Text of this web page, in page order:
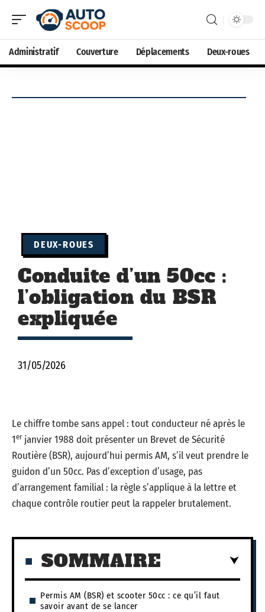
Administratif Couverture Déplacements Deux-roues
DEUX-ROUES
Conduite d’un 50cc :
l’obligation du BSR
expliquée
31/05/2026
Le chiffre tombe sans appel : tout conducteur né après le
1erjanvier 1988 doit présenter un Brevet de Sécurité
Routière (BSR), aujourd’hui permis AM, s’il veut prendre le
guidon d’un 50cc. Pas d’exception d’usage, pas
d’arrangement familial : la règle s’applique à la lettre et
chaque contrôle routier peut la rappeler brutalement.
SOMMAIRE
Permis AM (BSR) et scooter 50cc : ce qu’il faut
savoir avant de se lancer